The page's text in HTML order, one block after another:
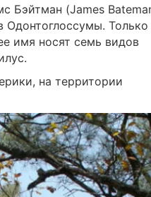
Бэйтман (James
Одонтоглоссумы. Только
имя носят семь видов
на территории